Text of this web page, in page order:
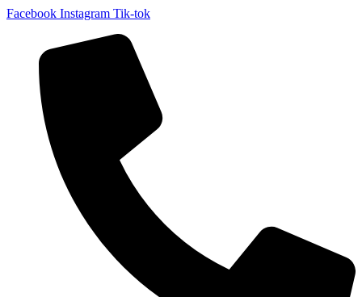
Facebook Instagram Tik-tok